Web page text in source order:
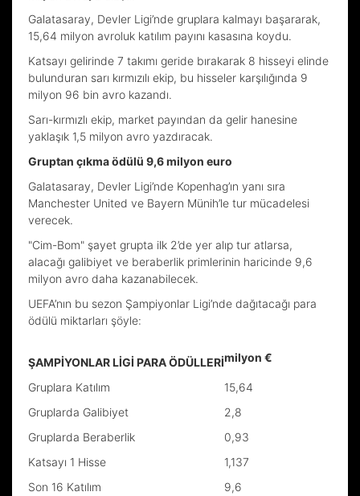
Galatasaray, Devler Ligi’nde gruplara kalmayı başararak,
15,64 milyon avroluk katılım payını kasasına koydu.
Katsayı gelirinde 7 takımı geride bırakarak 8 hisseyi elinde
bulunduran sarı kırmızılı ekip, bu hisseler karşılığında 9
milyon 96 bin avro kazandı.
Sarı-kırmızlı ekip, market payından da gelir hanesine
yaklaşık 1,5 milyon avro yazdıracak.
Gruptan çıkma ödülü 9,6 milyon euro
Galatasaray, Devler Ligi’nde Kopenhag’ın yanı sıra
Manchester United ve Bayern Münih’le tur mücadelesi
verecek.
"Cim-Bom" şayet grupta ilk 2’de yer alıp tur atlarsa,
alacağı galibiyet ve beraberlik primlerinin haricinde 9,6
milyon avro daha kazanabilecek.
UEFA’nın bu sezon Şampiyonlar Ligi’nde dağıtacağı para
ödülü miktarları şöyle:
ŞAMPİYONLAR LİGİ PARA ÖDÜLLERİmilyon €
Gruplara Katılım
15,64
Gruplarda Galibiyet
2,8
Gruplarda Beraberlik
0,93
Katsayı 1 Hisse
1,137
Son 16 Katılım
9,6